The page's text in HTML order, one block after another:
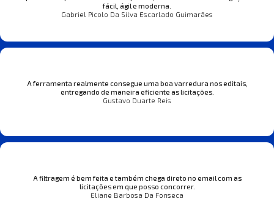
fácil, ágil e moderna.
Gabriel Picolo Da Silva Escarlado Guimarães
A ferramenta realmente consegue uma boa varredura nos editais,
entregando de maneira eficiente as licitações.
Gustavo Duarte Reis
A filtragem é bem feita e também chega direto no email com as
licitações em que posso concorrer.
Eliane Barbosa Da Fonseca